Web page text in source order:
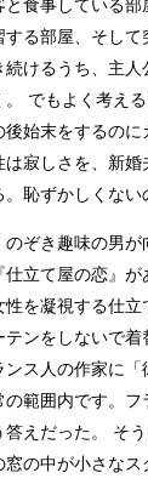
と食事している
する部屋、そし
続けるうち、主
でもよく考え
始末をするの
寂しさを、新
恥ずかしくない
ぞき趣味の男が
仕立て屋の恋』
性を凝視する仕
テンをしないで
ス人の作家に「
の範囲内です。
答えだった。 そ
窓の中が小さな